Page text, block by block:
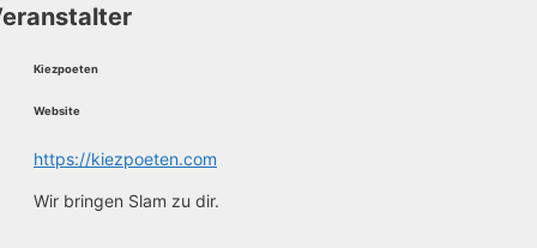
Kiezpoeten
Website
https://kiezpoeten.com
Wir bringen Slam zu dir.